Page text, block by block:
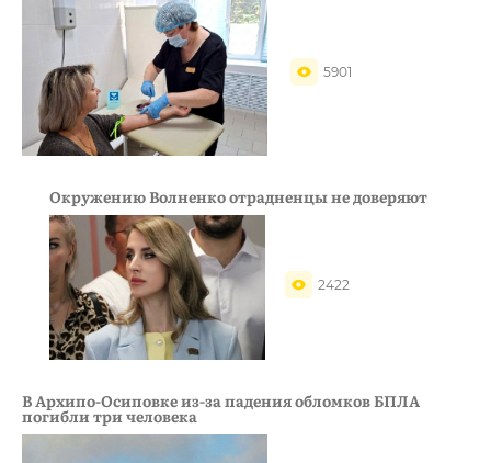
5901
Окружению Волненко отрадненцы не доверяют
2422
В Архипо-Осиповке из-за падения обломков БПЛА
погибли три человека